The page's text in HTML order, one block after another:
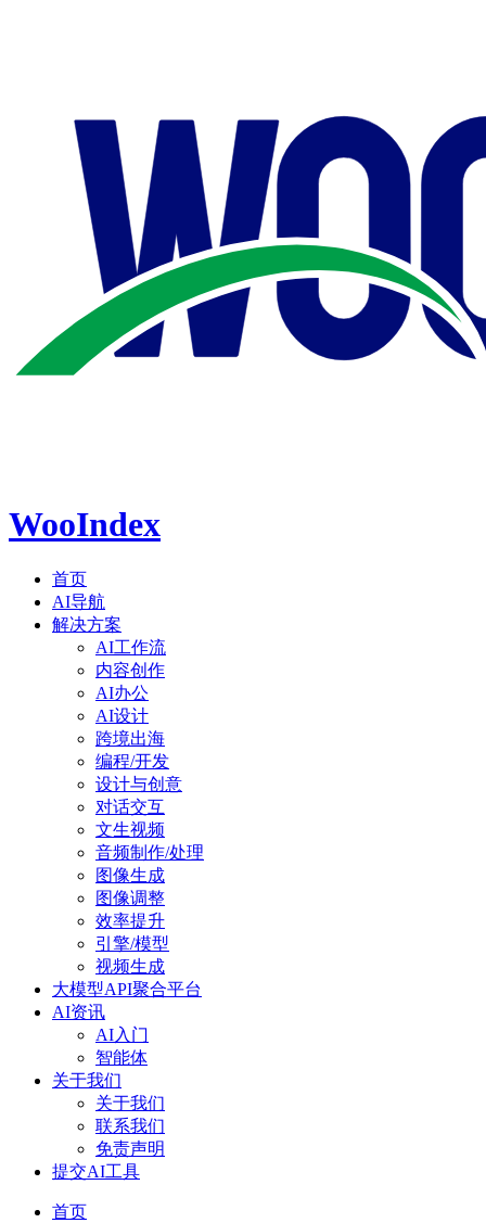
WooIndex
首页
AI导航
解决方案
AI工作流
内容创作
AI办公
AI设计
跨境出海
编程/开发
设计与创意
对话交互
文生视频
音频制作/处理
图像生成
图像调整
效率提升
引擎/模型
视频生成
大模型API聚合平台
AI资讯
AI入门
智能体
关于我们
关于我们
联系我们
免责声明
提交AI工具
首页